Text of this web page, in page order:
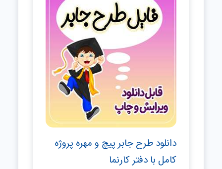
دانلود طرح جابر پیچ و مهره پروژه
کامل با دفتر کارنما